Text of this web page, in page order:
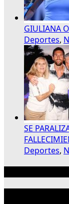
GIULIANA
Deportes,
SE
Deportes,